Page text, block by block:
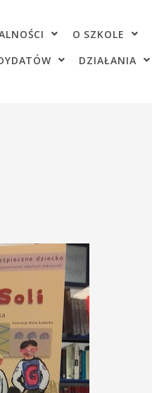
O SZKOLE
DZIAŁANIA